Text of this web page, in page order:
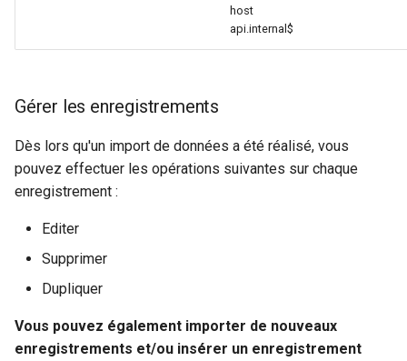
host
api.internal$
Gérer les enregistrements
Dès lors qu'un import de données a été réalisé, vous
pouvez effectuer les opérations suivantes sur chaque
enregistrement :
Editer
Supprimer
Dupliquer
Vous pouvez également importer de nouveaux
enregistrements et/ou insérer un enregistrement